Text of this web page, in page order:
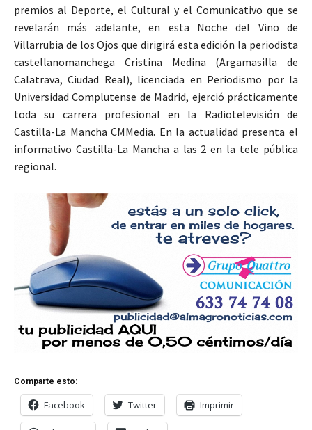
premios al Deporte, el Cultural y el Comunicativo que se
revelarán más adelante, en esta Noche del Vino de
Villarrubia de los Ojos que dirigirá esta edición la periodista
castellanomanchega Cristina Medina (Argamasilla de
Calatrava, Ciudad Real), licenciada en Periodismo por la
Universidad Complutense de Madrid, ejerció prácticamente
toda su carrera profesional en la Radiotelevisión de
Castilla-La Mancha CMMedia. En la actualidad presenta el
informativo Castilla-La Mancha a las 2 en la tele pública
regional.
Comparte esto:
Facebook Twitter Imprimir